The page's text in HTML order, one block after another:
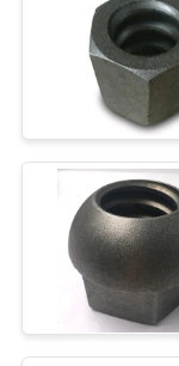
FABRIKA
KALITE
KONTROLÜ
BIZIMLE
İLETIŞIM